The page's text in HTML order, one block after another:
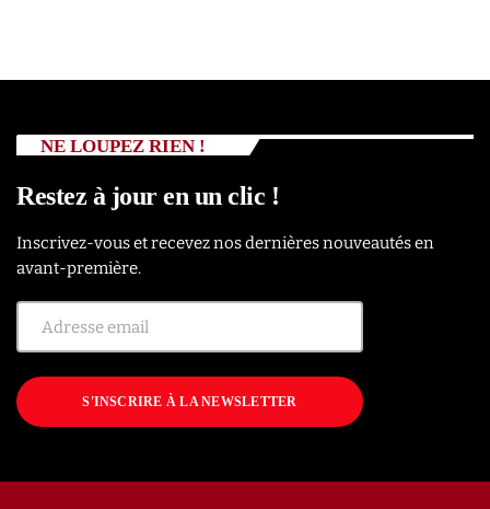
NE LOUPEZ RIEN !
Restez à jour en un clic !
Inscrivez-vous et recevez nos dernières nouveautés en
avant-première.
S'INSCRIRE À LA NEWSLETTER